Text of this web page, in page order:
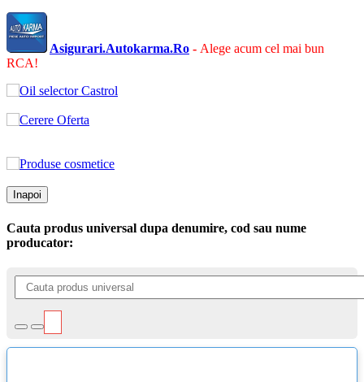
Asigurari.Autokarma.Ro - Alege acum cel mai bun
RCA!
Inapoi
Cauta produs universal dupa denumire, cod sau nume
producator: